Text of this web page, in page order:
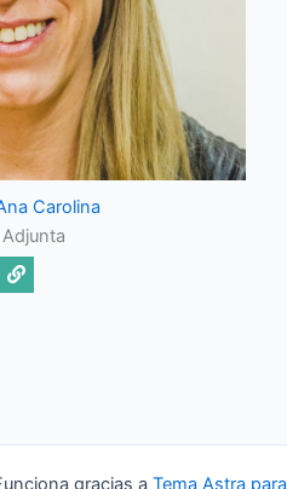
Carolina
gracias a Tema Astra para